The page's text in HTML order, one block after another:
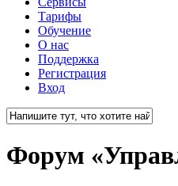
Тарифы
Обучение
О нас
Поддержка
Регистрация
Вход
Search
Форум